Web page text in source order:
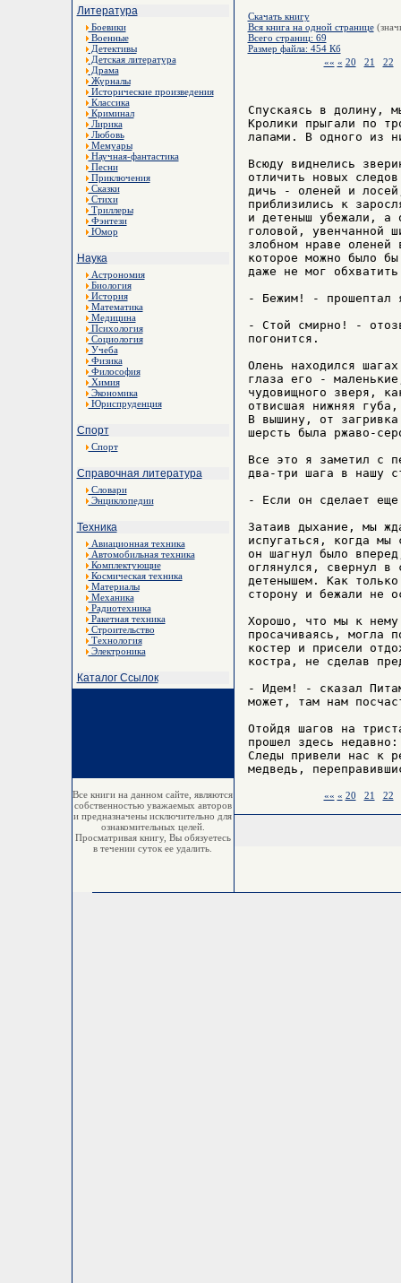
Литература
Боевики
Военные
Детективы
Детская литература
Драма
Журналы
Исторические произведения
Классика
Криминал
Лирика
Любовь
Мемуары
Научная-фантастика
Песни
Приключения
Сказки
Стихи
Триллеры
Фэнтези
Юмор
Наука
Астрономия
Биология
История
Математика
Медицина
Психология
Социология
Учеба
Физика
Философия
Химия
Экономика
Юриспруденция
Спорт
Спорт
Справочная литература
Словари
Энциклопедии
Техника
Авиационная техника
Автомобильная техника
Комплектующие
Космическая техника
Материалы
Механика
Радиотехника
Ракетная техника
Строительство
Технология
Электроника
Каталог Ссылок
Все книги на данном сайте, являются
собственностью уважаемых авторов
и предназначены исключительно для
ознакомительных целей.
Просматривая книгу, Вы обязуетесь
в течении суток ее удалить.
Скачать книгу
Вся книга на одной странице
Всего страниц: 69
Размер файла: 454 Кб
«« « 20 21 22
Спускаясь в долину,
Кролики прыгали по
лапами. В одного из
Всюду виднелись
отличить новых
дичь - оленей и
приблизились к
и детеныш убежали, а
головой, увенчанной
злобном нраве
которое можно было
даже не мог
- Бежим! - прошептал
- Стой смирно! -
погонится.
Олень находился
глаза его -
чудовищного зверя,
отвисшая нижняя
В вышину, от
шерсть была ржаво-
Все это я заметил с
два-три шага в нашу
- Если он сделает
Затаив дыхание, мы
испугаться, когда мы
он шагнул было
оглянулся, свернул в
детенышем. Как
сторону и бежали не
Хорошо, что мы к
просачиваясь, могла
костер и присели
костра, не сделав
- Идем! - сказал
может, там нам
Отойдя шагов на
прошел здесь
Следы привели нас к
«« « 20 21 22